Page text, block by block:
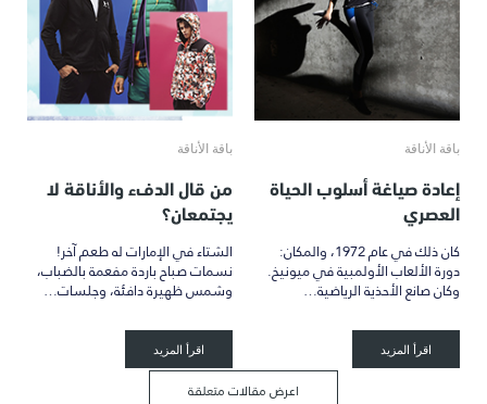
باقة الأناقة
إعادة صياغة أسلوب الحياة
العصري
كان ذلك في عام 1972، والمكان:
دورة الألعاب الأولمبية في ميونيخ.
وكان صانع الأحذية الرياضية…
اقرأ المزيد
باقة الأناقة
من قال الدفء والأناقة لا
يجتمعان؟
الشتاء في الإمارات له طعم آخر!
نسمات صباح باردة مفعمة بالضباب،
وشمس ظهيرة دافئة، وجلسات…
اقرأ المزيد
اعرض مقالات متعلقة